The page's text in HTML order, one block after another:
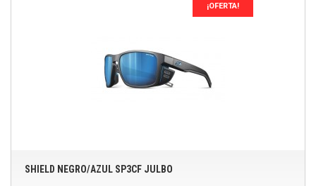
¡OFERTA!
SHIELD NEGRO/AZUL SP3CF JULBO